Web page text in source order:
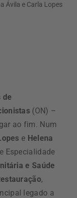
Ávila e Carla Lopes
de
(ON) –
ao fim. Num
e Helena
Especialidade
e Saúde
,
legado a